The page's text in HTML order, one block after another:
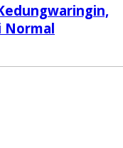
Normal